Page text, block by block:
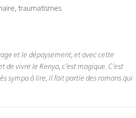
traumatismes
et le dépaysement, et avec cette
vivre le Kenya, c’est magique. C’est
sympa à lire, il fait partie des romans qui